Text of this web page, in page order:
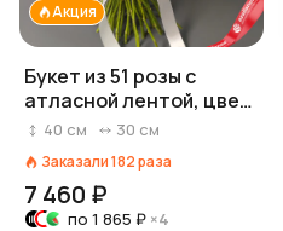
Акция
Букет из 51 розы с
атласной лентой, цвет
розовый/белый/
Россия, 40 см
40 см 30 см
Заказали182раза
7 460 ₽
по 1 865 ₽ ×4